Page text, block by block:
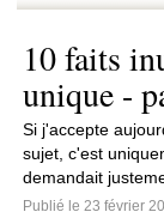
10 faits
unique -
Si j'accepte
sujet, c'est
demandait
Publié le 23 février